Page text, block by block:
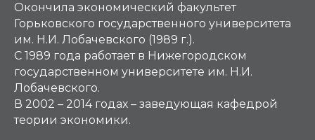
Окончила экономический факультет
Горьковского государственного университета
им. Н.И. Лобачевского (1989 г.).
С 1989 года работает в Нижегородском
государственном университете им. Н.И.
Лобачевского.
В 2002 – 2014 годах – заведующая кафедрой
теории экономики.